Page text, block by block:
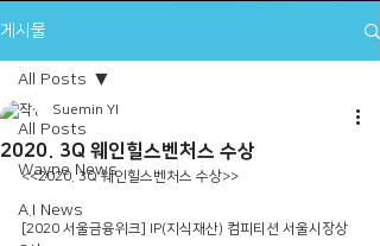
게시물
All Posts
Wayne News
A.I News
All Posts
2020. 3Q 웨인힐스벤처스 수상
Suemin YI
<<2020. 3Q 웨인힐스벤처스 수상>>
[2020 서울금융위크] IP(지식재산) 컴피티션 서울시장상